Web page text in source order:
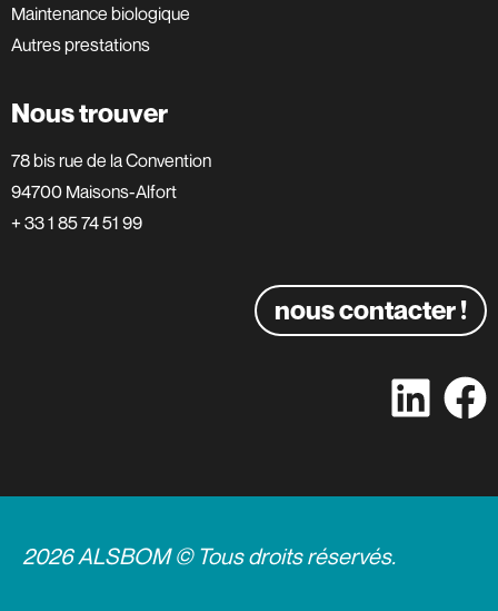
Maintenance biologique
Autres prestations
Nous trouver
78 bis rue de la Convention
94700 Maisons-Alfort
+ 33 1 85 74 51 99
nous contacter !
2026 ALSBOM © Tous droits réservés.